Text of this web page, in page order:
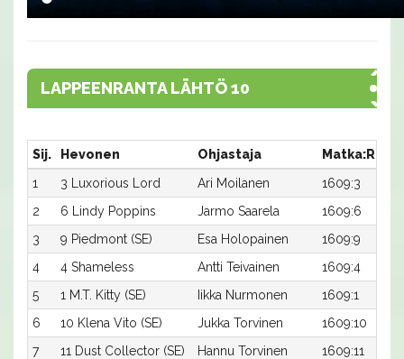
LAPPEENRANTA LÄHTÖ 10
Sij. Hevonen Ohjastaja
Matka:Rata
1
3 Luxorious Lord Ari Moilanen
1609:3
2
6 Lindy Poppins Jarmo Saarela
1609:6
3
9 Piedmont (SE) Esa Holopainen
1609:9
4
4 Shameless Antti Teivainen
1609:4
5
1 M.T. Kitty (SE) Iikka Nurmonen
1609:1
6
10 Klena Vito (SE) Jukka Torvinen
1609:10
7
11 Dust Collector (SE) Hannu Torvinen
1609:11